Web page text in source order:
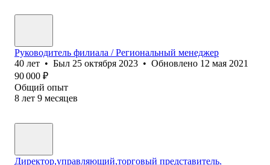
Руководитель филиала / Региональный менеджер
40 лет • Был 25 октября 2023 • Обновлено 12 мая 2021
90 000 ₽
Общий опыт
8 лет 9 месяцев
Директор,управляющий,торговый представитель.